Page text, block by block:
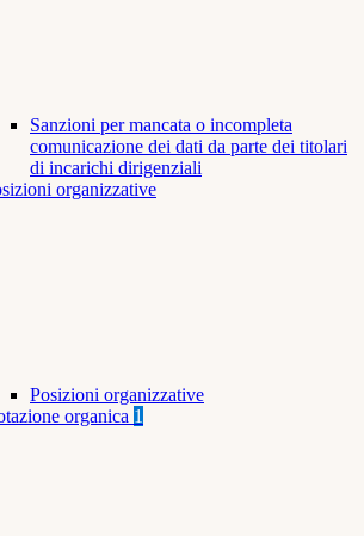
Sanzioni per mancata o incompleta
comunicazione dei dati da parte dei titolari
di incarichi dirigenziali
organizzative
Posizioni organizzative
organica 1